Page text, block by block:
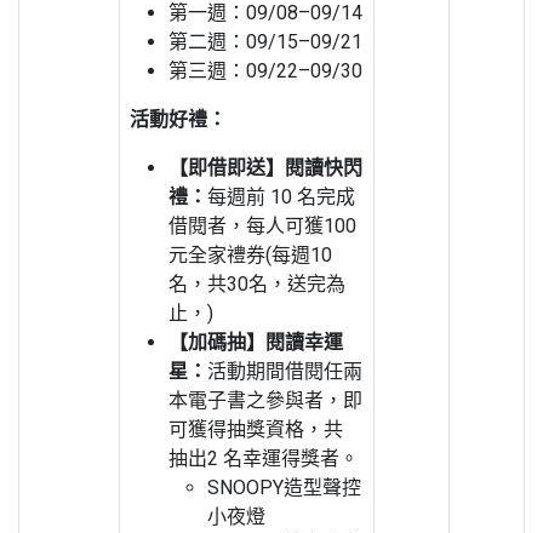
第一週：09/08–09/14
第二週：09/15–09/21
第三週：09/22–09/30
活動好禮：
【即借即送】閱讀快閃
禮： 每週前 10 名完成
借閱者，每人可獲100
元全家禮券(每週10
名，共30名，送完為
止，)
【加碼抽】閱讀幸運
星： 活動期間借閱任兩
本電子書之參與者，即
可獲得抽獎資格，共
抽出2 名幸運得獎者。
SNOOPY造型聲控
小夜燈